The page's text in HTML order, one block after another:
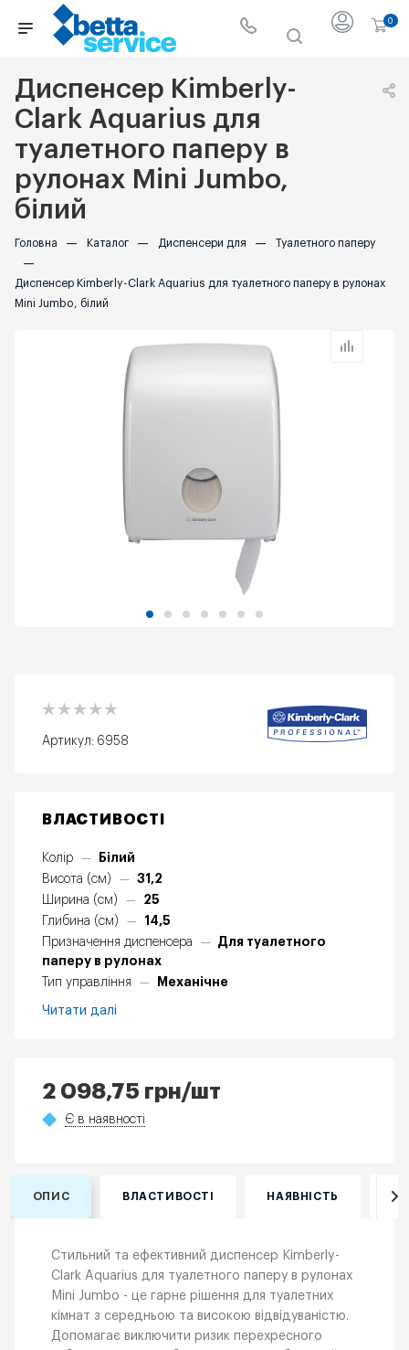
0
Диспенсер Kimberly-
Clark Aquarius для
туалетного паперу в
рулонах Mini Jumbo,
білий
Головна — Каталог — Диспенсери для — Туалетного паперу
—
Диспенсер Kimberly-Clark Aquarius для туалетного паперу в рулонах
Mini Jumbo, білий
Артикул: 6958
ВЛАСТИВОСТІ
Колір —
Білий
Висота (см)
—
31,2
Ширина (см)
—
25
Глибина (см)
—
14,5
Призначення диспенсера
—
Для туалетного
паперу в рулонах
Тип управління
— Механічне
Читати далі
2 098,75 грн/шт
Є в наявності
ОПИС ВЛАСТИВОСТІ НАЯВНІСТЬ
Стильний та ефективний диспенсер Kimberly-
Clark Aquarius для туалетного паперу в рулонах
Mini Jumbo - це гарне рішення для туалетних
кімнат з середньою та високою відвідуваністю.
Допомагає виключити ризик перехресного